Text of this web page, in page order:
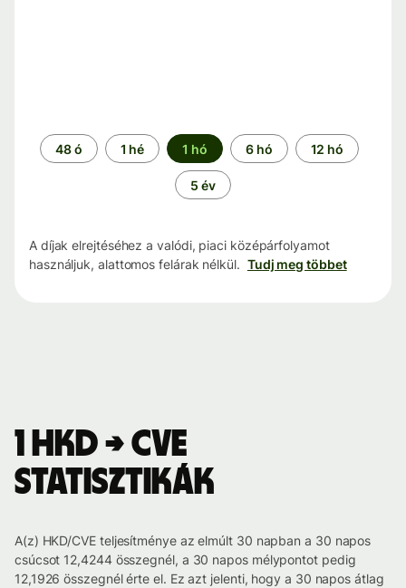
Időszak
48 ó 1 hé 1 hó 6 hó 12 hó
5 év
A díjak elrejtéséhez a valódi, piaci középárfolyamot
használjuk, alattomos felárak nélkül. Tudj meg többet
1 HKD → CVE
statisztikák
A(z) HKD/CVE teljesítménye az elmúlt 30 napban a 30 napos
csúcsot 12,4244 összegnél, a 30 napos mélypontot pedig
12,1926 összegnél érte el. Ez azt jelenti, hogy a 30 napos átlag